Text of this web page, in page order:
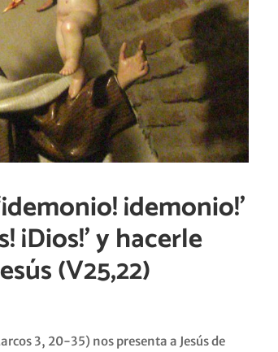
¡demonio!’
¡Dios!’ y hacerle
(V25,22)
3, 20-35) nos presenta a Jesús de